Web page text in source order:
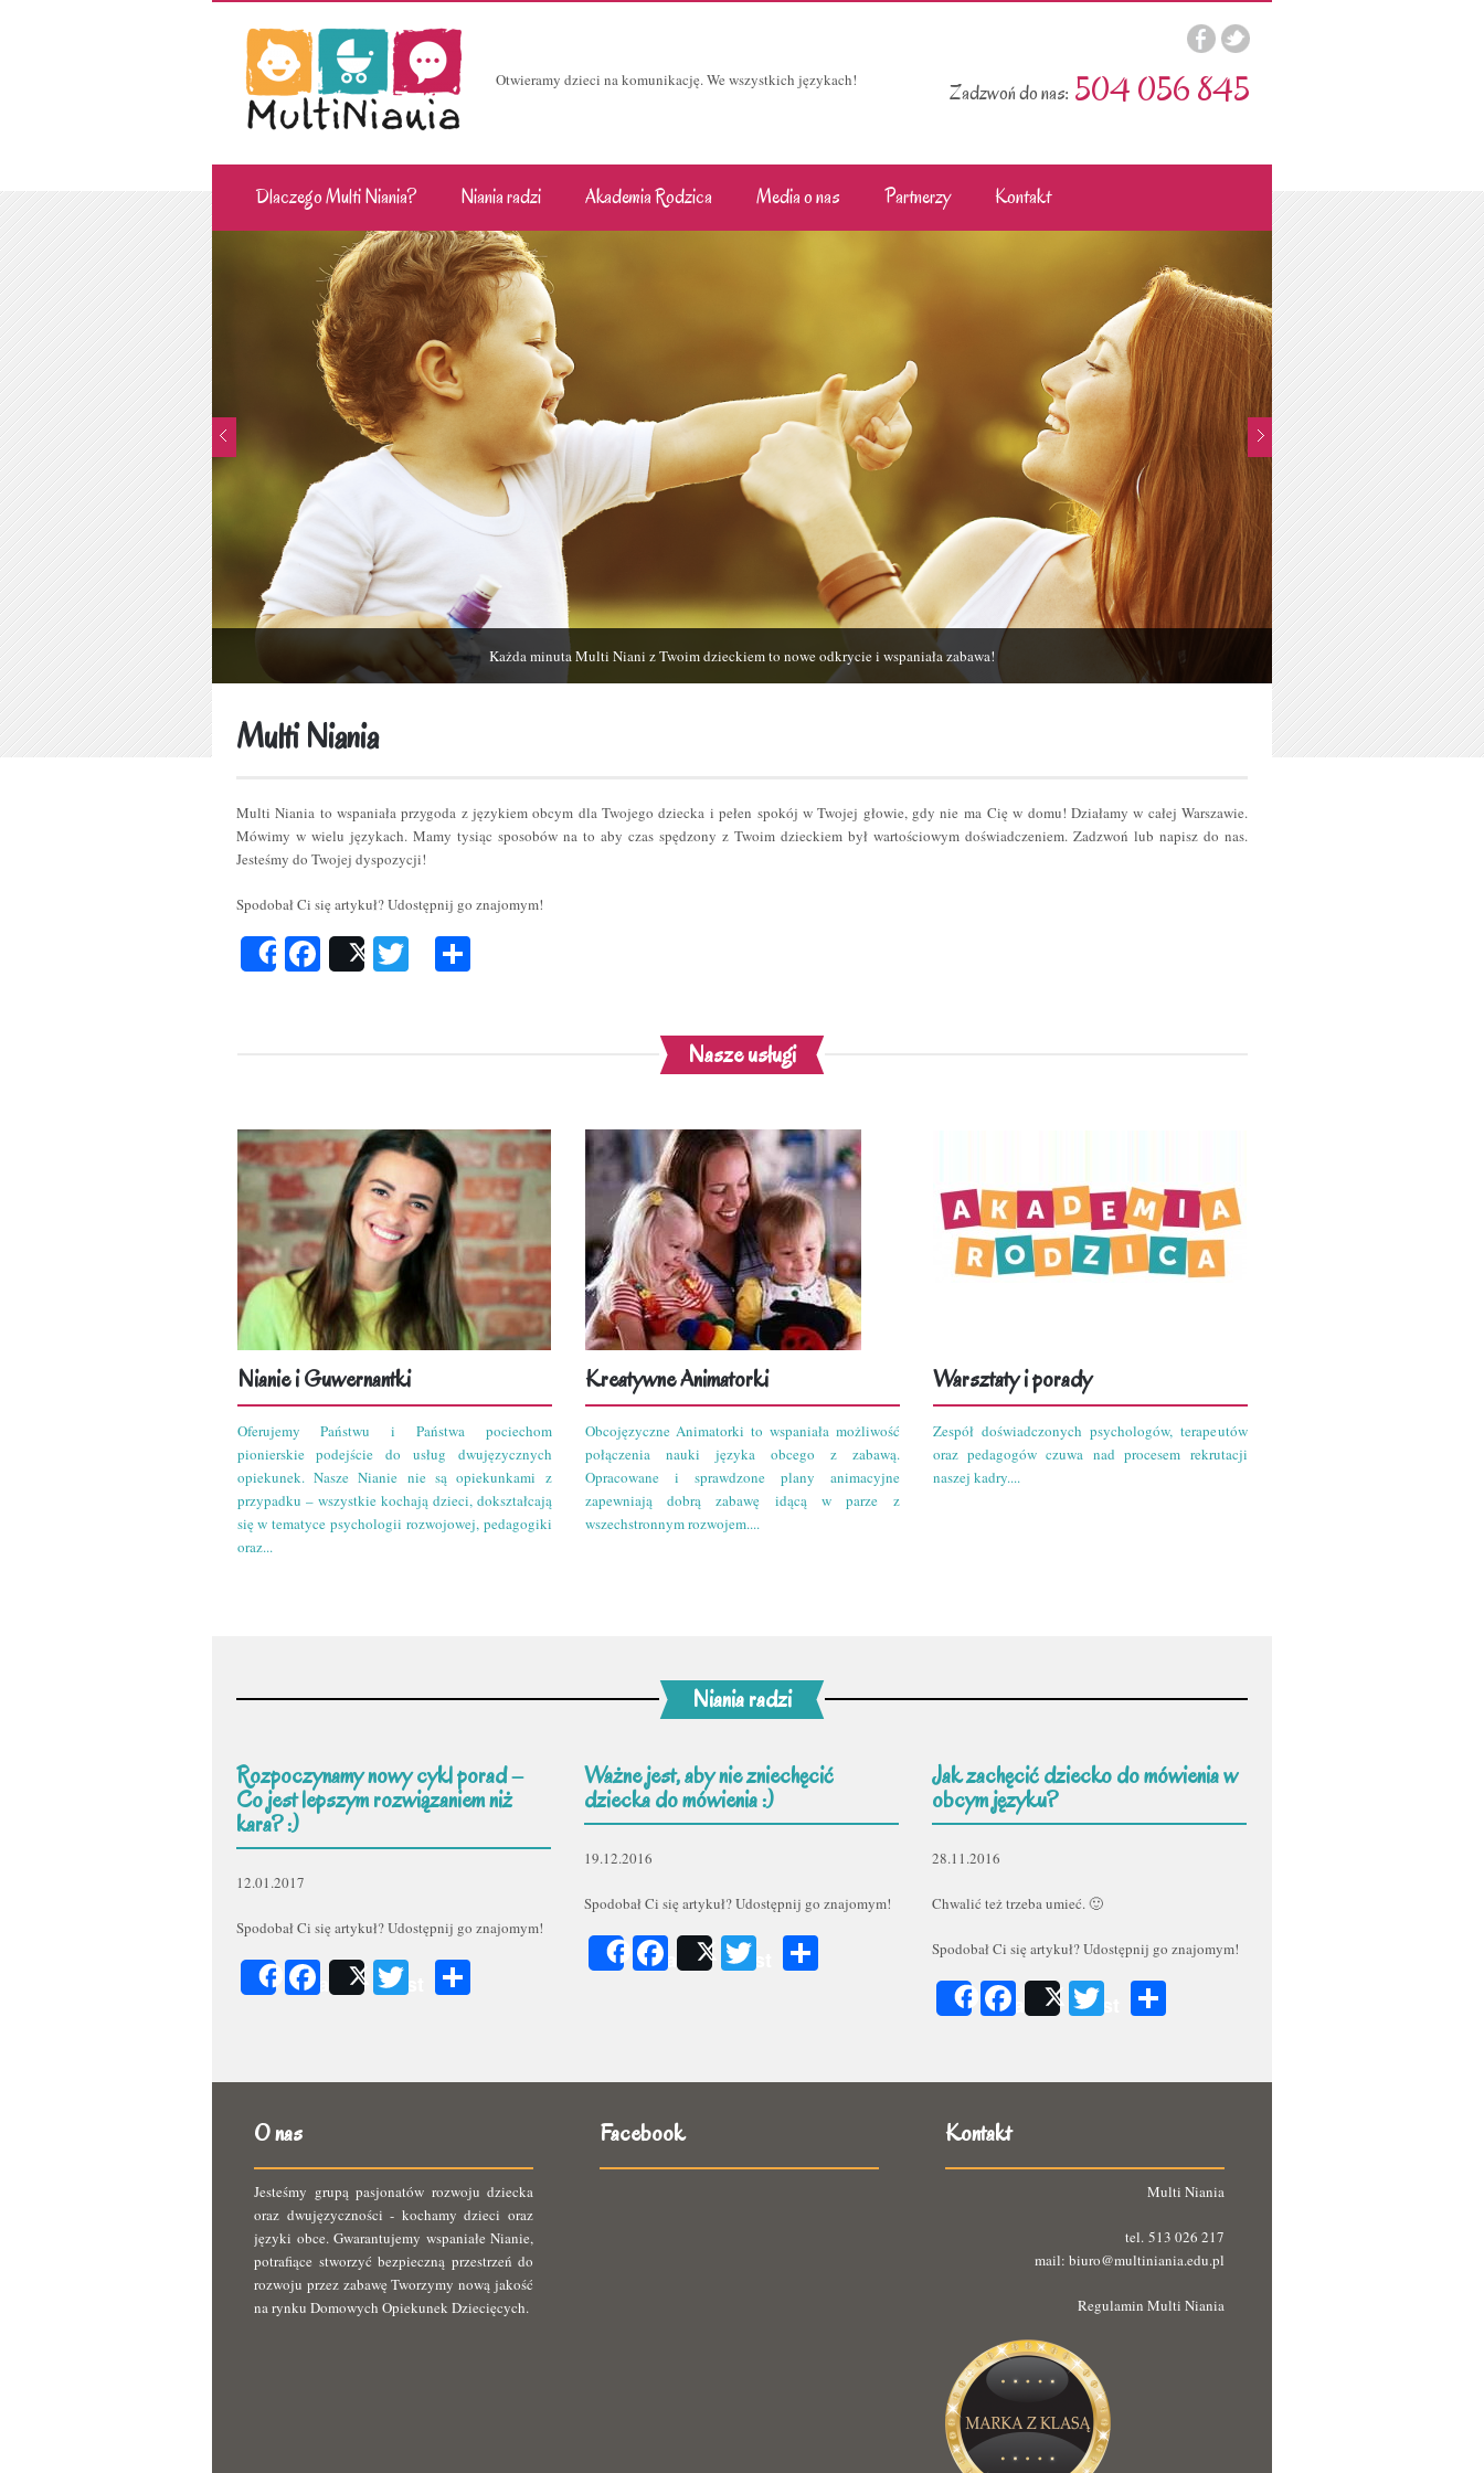
Otwieramy dzieci na komunikację. We wszystkich językach! 504 056 845
Zadzwoń do nas:
Dlaczego Multi Niania? Niania radzi Akademia Rodzica Media o nas Partnerzy Kontakt
Każda minuta Multi Niani z Twoim dzieckiem to nowe odkrycie i wspaniała zabawa!
Multi Niania
Multi Niania to wspaniała przygoda z językiem obcym dla Twojego dziecka i pełen spokój w Twojej głowie, gdy nie ma Cię w domu! Działamy w całej Warszawie.
Mówimy w wielu językach. Mamy tysiąc sposobów na to aby czas spędzony z Twoim dzieckiem był wartościowym doświadczeniem. Zadzwoń lub napisz do nas.
Jesteśmy do Twojej dyspozycji!
Spodobał Ci się artykuł? Udostępnij go znajomym!
ShareFacebook
Post Twitter
Nasze usługi
Nianie i Guwernantki
Oferujemy Państwu i Państwa pociechom
pionierskie podejście do usług dwujęzycznych
opiekunek. Nasze Nianie nie są opiekunkami z
przypadku – wszystkie kochają dzieci, dokształcają
się w tematyce psychologii rozwojowej, pedagogiki
oraz...
Kreatywne Animatorki
Obcojęzyczne Animatorki to wspaniała możliwość
połączenia nauki języka obcego z zabawą.
Opracowane i sprawdzone plany animacyjne
zapewniają dobrą zabawę idącą w parze z
wszechstronnym rozwojem....
Warsztaty i porady
Zespół doświadczonych psychologów, terapeutów
oraz pedagogów czuwa nad procesem rekrutacji
naszej kadry....
Niania radzi
Rozpoczynamy nowy cykl porad –
Co jest lepszym rozwiązaniem niż
kara? :)
12.01.2017
Spodobał Ci się artykuł? Udostępnij go znajomym!
ShareFacebook
Post Twitter
Ważne jest, aby nie zniechęcić
dziecka do mówienia :)
19.12.2016
Spodobał Ci się artykuł? Udostępnij go znajomym!
ShareFacebook
Post Twitter
Jak zachęcić dziecko do mówienia w
obcym języku?
28.11.2016
Chwalić też trzeba umieć. 🙂
Spodobał Ci się artykuł? Udostępnij go znajomym!
ShareFacebook
Post Twitter
O nas
Jesteśmy grupą pasjonatów rozwoju dziecka
oraz dwujęzyczności - kochamy dzieci oraz
języki obce. Gwarantujemy wspaniałe Nianie,
potrafiące stworzyć bezpieczną przestrzeń do
rozwoju przez zabawę Tworzymy nową jakość
na rynku Domowych Opiekunek Dziecięcych.
Facebook Kontakt
Multi Niania
tel. 513 026 217
mail: biuro@multiniania.edu.pl
Regulamin Multi Niania